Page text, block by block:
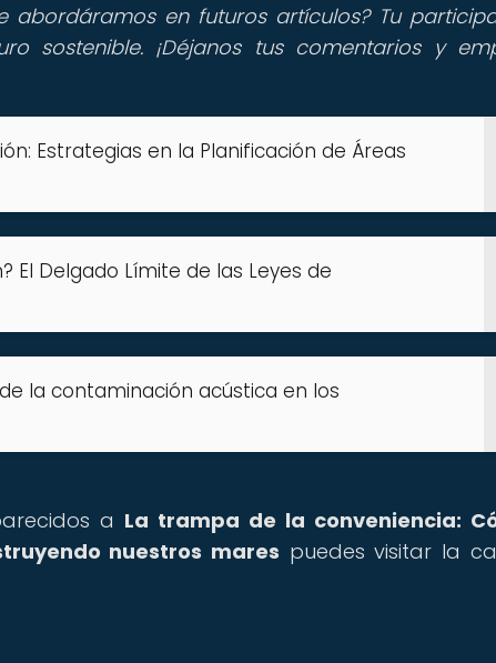
abordáramos en futuros artículos? Tu
sostenible. ¡Déjanos tus comentarios y
Estrategias en la Planificación de Áreas
El Delgado Límite de las Leyes de
la contaminación acústica en los
a La trampa de la conveniencia:
nuestros mares puedes visitar la